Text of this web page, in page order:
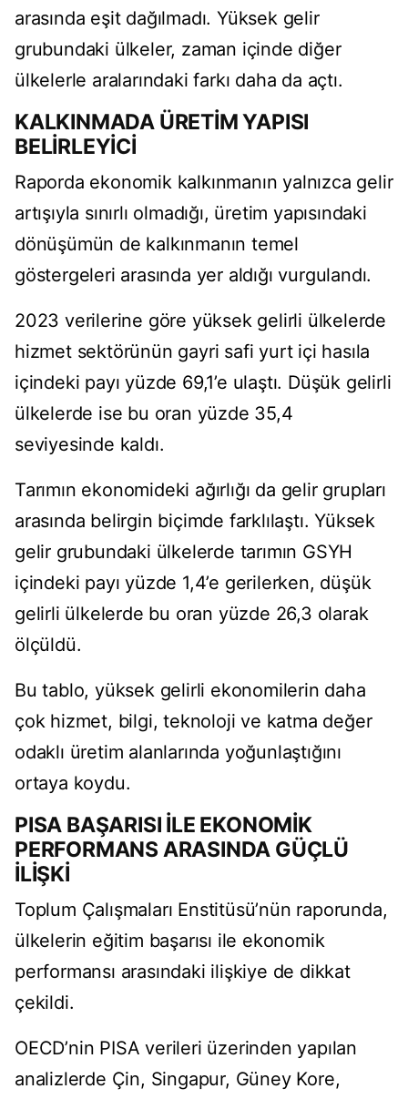
arasında eşit dağılmadı. Yüksek gelir
grubundaki ülkeler, zaman içinde diğer
ülkelerle aralarındaki farkı daha da açtı.
KALKINMADA ÜRETİM YAPISI
BELİRLEYİCİ
Raporda ekonomik kalkınmanın yalnızca gelir
artışıyla sınırlı olmadığı, üretim yapısındaki
dönüşümün de kalkınmanın temel
göstergeleri arasında yer aldığı vurgulandı.
2023 verilerine göre yüksek gelirli ülkelerde
hizmet sektörünün gayri safi yurt içi hasıla
içindeki payı yüzde 69,1’e ulaştı. Düşük gelirli
ülkelerde ise bu oran yüzde 35,4
seviyesinde kaldı.
Tarımın ekonomideki ağırlığı da gelir grupları
arasında belirgin biçimde farklılaştı. Yüksek
gelir grubundaki ülkelerde tarımın GSYH
içindeki payı yüzde 1,4’e gerilerken, düşük
gelirli ülkelerde bu oran yüzde 26,3 olarak
ölçüldü.
Bu tablo, yüksek gelirli ekonomilerin daha
çok hizmet, bilgi, teknoloji ve katma değer
odaklı üretim alanlarında yoğunlaştığını
ortaya koydu.
PISA BAŞARISI İLE EKONOMİK
PERFORMANS ARASINDA GÜÇLÜ
İLİŞKİ
Toplum Çalışmaları Enstitüsü’nün raporunda,
ülkelerin eğitim başarısı ile ekonomik
performansı arasındaki ilişkiye de dikkat
çekildi.
OECD’nin PISA verileri üzerinden yapılan
analizlerde Çin, Singapur, Güney Kore,